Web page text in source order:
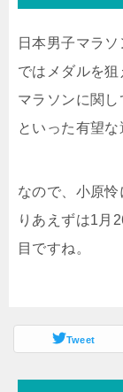
日本男子マラ
ではメダルを
マラソンに関
といった有望な
なので、小原
りあえずは1月
目ですね。
Tweet